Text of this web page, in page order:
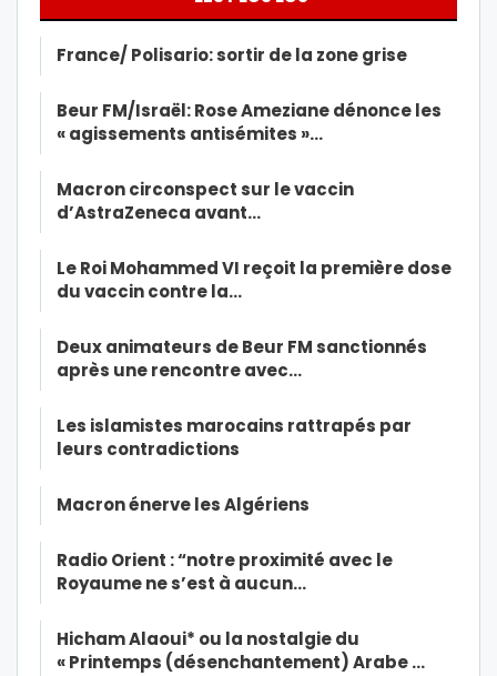
France/ Polisario: sortir de la zone grise
Beur FM/Israël: Rose Ameziane dénonce les
« agissements antisémites »…
Macron circonspect sur le vaccin
d’AstraZeneca avant…
Le Roi Mohammed VI reçoit la première dose
du vaccin contre la…
Deux animateurs de Beur FM sanctionnés
après une rencontre avec…
Les islamistes marocains rattrapés par
leurs contradictions
Macron énerve les Algériens
Radio Orient : “notre proximité avec le
Royaume ne s’est à aucun…
Hicham Alaoui* ou la nostalgie du
« Printemps (désenchantement) Arabe …